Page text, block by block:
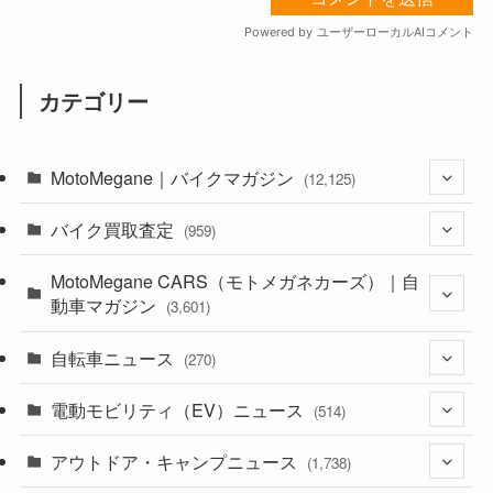
カテゴリー
MotoMegane｜バイクマガジン (12,125)
(44)
(1,241)
(637)
(118)
(60)
(252)
(38) (249)
(306)
(6,953)
(2,473)
(1,226)
バイク買取査定 (959)
(352)
(1)
MotoMegane CARS（モトメガネカーズ）｜自
動車マガジン (3,601)
(185)
自転車ニュース (270)
(54)
(211)
電動モビリティ（EV）ニュース (514)
(132)
アウトドア・キャンプニュース (1,738)